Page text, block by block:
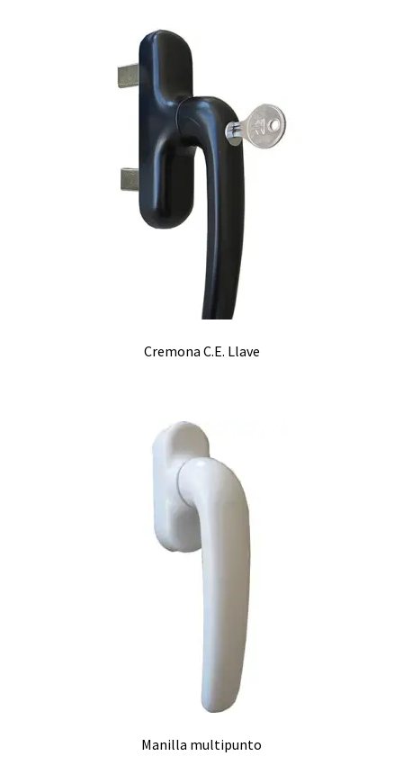
Cremona C.E. Llave
Manilla multipunto